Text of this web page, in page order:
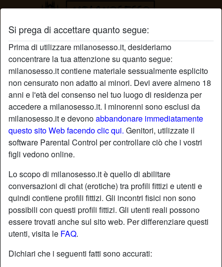
Si prega di accettare quanto segue:
Prima di utilizzare milanosesso.it, desideriamo
concentrare la tua attenzione su quanto segue:
milanosesso.it contiene materiale sessualmente esplicito
non censurato non adatto ai minori. Devi avere almeno 18
anni e l'età del consenso nel tuo luogo di residenza per
accedere a milanosesso.it. I minorenni sono esclusi da
milanosesso.it e devonoabbandonare immediatamente
questo sito Web facendo clic qui. Genitori, utilizzate il
software Parental Control per controllare ciò che i vostri
figli vedono online.
Lo scopo di milanosesso.it è quello di abilitare
conversazioni di chat (erotiche) tra profili fittizi e utenti e
quindi contiene profili fittizi. Gli incontri fisici non sono
possibili con questi profili fittizi. Gli utenti reali possono
essere trovati anche sul sito web. Per differenziare questi
utenti, visita le FAQ.
Dichiari che i seguenti fatti sono accurati:
Profilo di Gisella69
star Aggiungi chatChatta adesso